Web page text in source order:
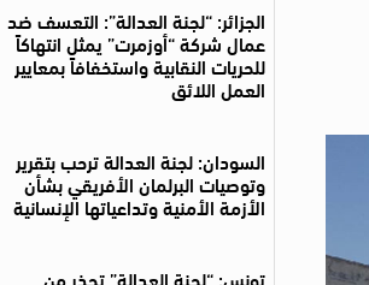
الجزائر: “لجنة العدالة”: التعسف ضد
عمال شركة “أوزمرت” يمثل انتهاكاً
للحريات النقابية واستخفافاً بمعايير
العمل اللائق
السودان: لجنة العدالة ترحب بتقرير
وتوصيات البرلمان الأفريقي بشأن
الأزمة الأمنية وتداعياتها الإنسانية